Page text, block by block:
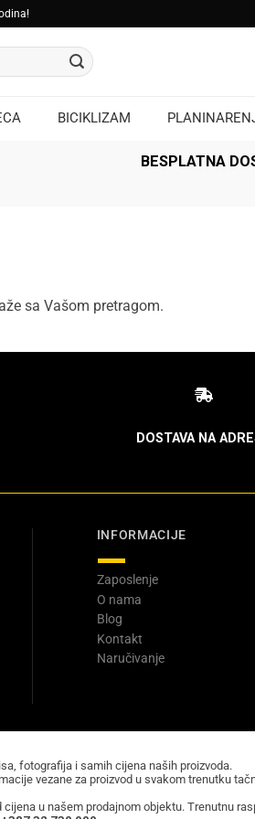
BICIKLIZAM
BESPLATNA
sa Vašom pretragom.
DOSTAVA NA
INFORMACIJE
Zaposlenje
O nama
Blog
Kontakt
Naručivanje
fotografija i samih cijena naših proizvoda.
vezane za proizvod u svakom trenutku
u našem prodajnom objektu. Trenutnu